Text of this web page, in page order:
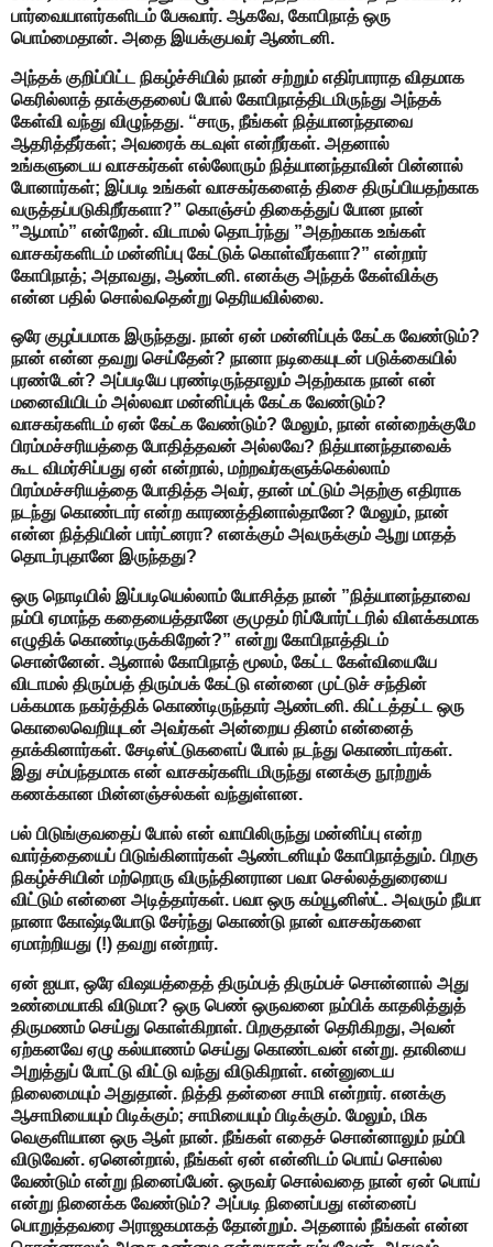
பார்வையாளர்களிடம் பேசுவார். ஆகவே, கோபிநாத் ஒரு
பொம்மைதான். அதை இயக்குபவர் ஆண்டனி.
அந்தக் குறிப்பிட்ட நிகழ்ச்சியில் நான் சற்றும் எதிர்பாராத விதமாக
கெரில்லாத் தாக்குதலைப் போல் கோபிநாத்திடமிருந்து அந்தக்
கேள்வி வந்து விழுந்தது. “சாரு, நீங்கள் நித்யானந்தாவை
ஆதரித்தீர்கள்; அவரைக் கடவுள் என்றீர்கள். அதனால்
உங்களுடைய வாசகர்கள் எல்லோரும் நித்யானந்தாவின் பின்னால்
போனார்கள்; இப்படி உங்கள் வாசகர்களைத் திசை திருப்பியதற்காக
வருத்தப்படுகிறீர்களா?” கொஞ்சம் திகைத்துப் போன நான்
”ஆமாம்” என்றேன். விடாமல் தொடர்ந்து ”அதற்காக உங்கள்
வாசகர்களிடம் மன்னிப்பு கேட்டுக் கொள்வீர்களா?” என்றார்
கோபிநாத்; அதாவது, ஆண்டனி. எனக்கு அந்தக் கேள்விக்கு
என்ன பதில் சொல்வதென்று தெரியவில்லை.
ஒரே குழப்பமாக இருந்தது. நான் ஏன் மன்னிப்புக் கேட்க வேண்டும்?
நான் என்ன தவறு செய்தேன்? நானா நடிகையுடன் படுக்கையில்
புரண்டேன்? அப்படியே புரண்டிருந்தாலும் அதற்காக நான் என்
மனைவியிடம் அல்லவா மன்னிப்புக் கேட்க வேண்டும்?
வாசகர்களிடம் ஏன் கேட்க வேண்டும்? மேலும், நான் என்றைக்குமே
பிரம்மச்சரியத்தை போதித்தவன் அல்லவே? நித்யானந்தாவைக்
கூட விமர்சிப்பது ஏன் என்றால், மற்றவர்களுக்கெல்லாம்
பிரம்மச்சரியத்தை போதித்த அவர், தான் மட்டும் அதற்கு எதிராக
நடந்து கொண்டார் என்ற காரணத்தினால்தானே? மேலும், நான்
என்ன நித்தியின் பார்ட்னரா? எனக்கும் அவருக்கும் ஆறு மாதத்
தொடர்புதானே இருந்தது?
ஒரு நொடியில் இப்படியெல்லாம் யோசித்த நான் ”நித்யானந்தாவை
நம்பி ஏமாந்த கதையைத்தானே குமுதம் ரிப்போர்ட்டரில் விளக்கமாக
எழுதிக் கொண்டிருக்கிறேன்?” என்று கோபிநாத்திடம்
சொன்னேன். ஆனால் கோபிநாத் மூலம், கேட்ட கேள்வியையே
விடாமல் திரும்பத் திரும்பக் கேட்டு என்னை முட்டுச் சந்தின்
பக்கமாக நகர்த்திக் கொண்டிருந்தார் ஆண்டனி. கிட்டத்தட்ட ஒரு
கொலைவெறியுடன் அவர்கள் அன்றைய தினம் என்னைத்
தாக்கினார்கள். சேடிஸ்ட்டுகளைப் போல் நடந்து கொண்டார்கள்.
இது சம்பந்தமாக என் வாசகர்களிடமிருந்து எனக்கு நூற்றுக்
கணக்கான மின்னஞ்சல்கள் வந்துள்ளன.
பல் பிடுங்குவதைப் போல் என் வாயிலிருந்து மன்னிப்பு என்ற
வார்த்தையைப் பிடுங்கினார்கள் ஆண்டனியும் கோபிநாத்தும். பிறகு
நிகழ்ச்சியின் மற்றொரு விருந்தினரான பவா செல்லத்துரையை
விட்டும் என்னை அடித்தார்கள். பவா ஒரு கம்யூனிஸ்ட். அவரும் நீயா
நானா கோஷ்டியோடு சேர்ந்து கொண்டு நான் வாசகர்களை
ஏமாற்றியது (!) தவறு என்றார்.
ஏன் ஐயா, ஒரே விஷயத்தைத் திரும்பத் திரும்பச் சொன்னால் அது
உண்மையாகி விடுமா? ஒரு பெண் ஒருவனை நம்பிக் காதலித்துத்
திருமணம் செய்து கொள்கிறாள். பிறகுதான் தெரிகிறது, அவன்
ஏற்கனவே ஏழு கல்யாணம் செய்து கொண்டவன் என்று. தாலியை
அறுத்துப் போட்டு விட்டு வந்து விடுகிறாள். என்னுடைய
நிலைமையும் அதுதான். நித்தி தன்னை சாமி என்றார். எனக்கு
ஆசாமியையும் பிடிக்கும்; சாமியையும் பிடிக்கும். மேலும், மிக
வெகுளியான ஒரு ஆள் நான். நீங்கள் எதைச் சொன்னாலும் நம்பி
விடுவேன். ஏனென்றால், நீங்கள் ஏன் என்னிடம் பொய் சொல்ல
வேண்டும் என்று நினைப்பேன். ஒருவர் சொல்வதை நான் ஏன் பொய்
என்று நினைக்க வேண்டும்? அப்படி நினைப்பது என்னைப்
பொறுத்தவரை அராஜகமாகத் தோன்றும். அதனால் நீங்கள் என்ன